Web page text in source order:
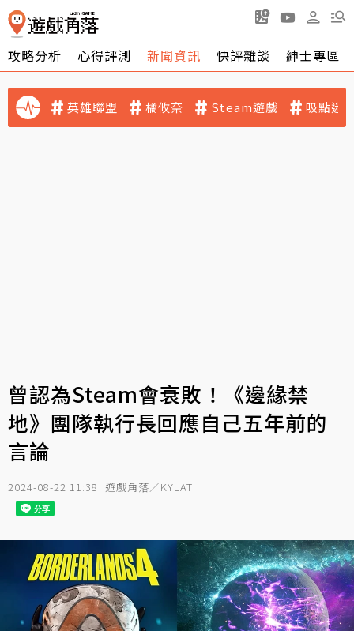
攻略分析 心得評測 新聞資訊 快評雜談 紳士專區
英雄聯盟 橘攸奈 Steam遊戲 吸點迷
曾認為Steam會衰敗！《邊緣禁
地》團隊執行長回應自己五年前的
言論
2024-08-22 11:38 遊戲角落／KYLAT